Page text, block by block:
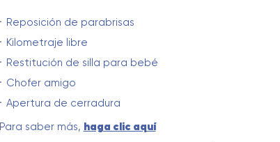
Reposición de parabrisas
Kilometraje libre
Restitución de silla para bebé
Chofer amigo
Apertura de cerradura
Para saber más, haga clic aquí